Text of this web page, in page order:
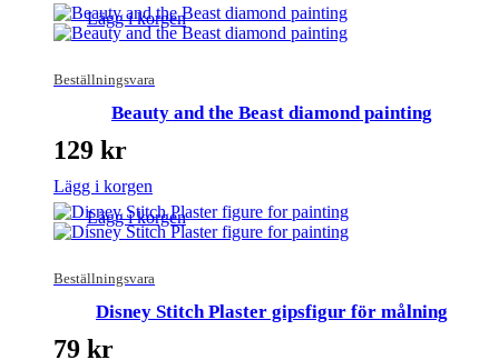
Beställningsvara
Lägg i korgen
Beauty and the Beast diamond painting
129 kr
Lägg i korgen
Beställningsvara
Lägg i korgen
Disney Stitch Plaster gipsfigur för målning
79 kr